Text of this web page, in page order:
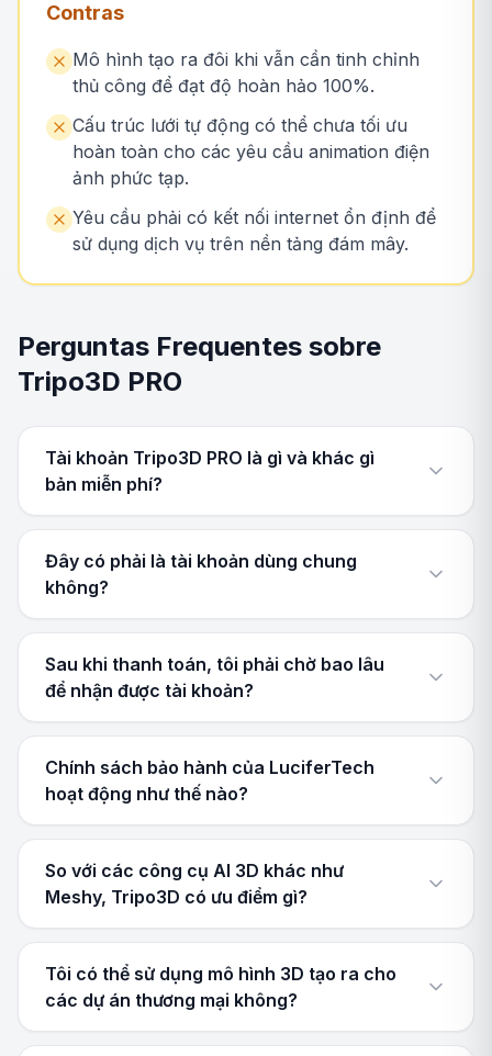
Contras
Mô hình tạo ra đôi khi vẫn cần tinh chỉnh
thủ công để đạt độ hoàn hảo 100%.
Cấu trúc lưới tự động có thể chưa tối ưu
hoàn toàn cho các yêu cầu animation điện
ảnh phức tạp.
Yêu cầu phải có kết nối internet ổn định để
sử dụng dịch vụ trên nền tảng đám mây.
Perguntas Frequentes sobre
Tripo3D PRO
Tài khoản Tripo3D PRO là gì và khác gì
bản miễn phí?
Đây có phải là tài khoản dùng chung
không?
Sau khi thanh toán, tôi phải chờ bao lâu
để nhận được tài khoản?
Chính sách bảo hành của LuciferTech
hoạt động như thế nào?
So với các công cụ AI 3D khác như
Meshy, Tripo3D có ưu điểm gì?
Tôi có thể sử dụng mô hình 3D tạo ra cho
các dự án thương mại không?